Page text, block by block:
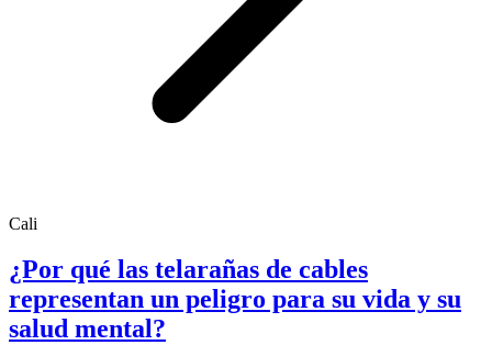
Cali
¿Por qué las telarañas de cables
representan un peligro para su vida y su
salud mental?